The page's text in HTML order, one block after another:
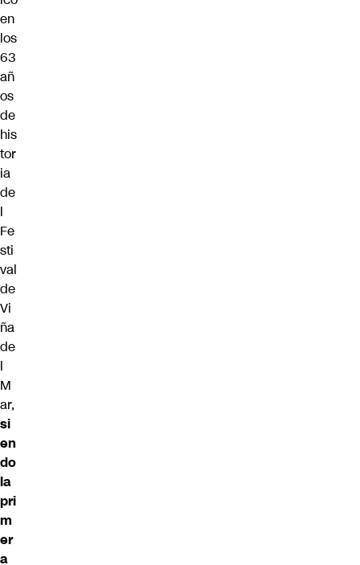
en
los
63
añ
os
de
his
tor
ia
de
l
Fe
sti
val
de
Vi
ña
de
l
M
ar,
si
en
do
la
pri
m
er
a